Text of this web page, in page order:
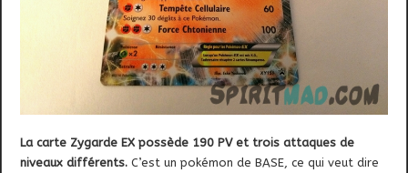
La carte Zygarde EX possède 190 PV et trois attaques de
niveaux différents. C’est un pokémon de BASE, ce qui veut dire